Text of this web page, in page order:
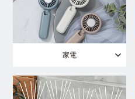
家電